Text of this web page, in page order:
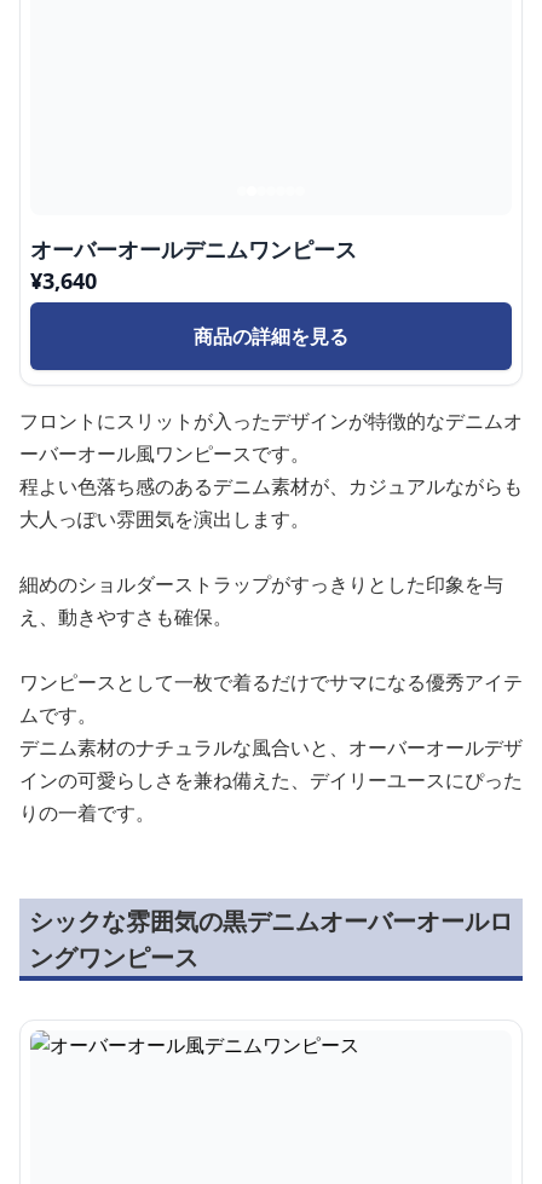
オーバーオールデニムワンピース
¥3,640
商品の詳細を見る
フロントにスリットが入ったデザインが特徴的なデニムオ
ーバーオール風ワンピースです。
程よい色落ち感のあるデニム素材が、カジュアルながらも
大人っぽい雰囲気を演出します。
細めのショルダーストラップがすっきりとした印象を与
え、動きやすさも確保。
ワンピースとして一枚で着るだけでサマになる優秀アイテ
ムです。
デニム素材のナチュラルな風合いと、オーバーオールデザ
インの可愛らしさを兼ね備えた、デイリーユースにぴった
りの一着です。
シックな雰囲気の黒デニムオーバーオールロ
ングワンピース